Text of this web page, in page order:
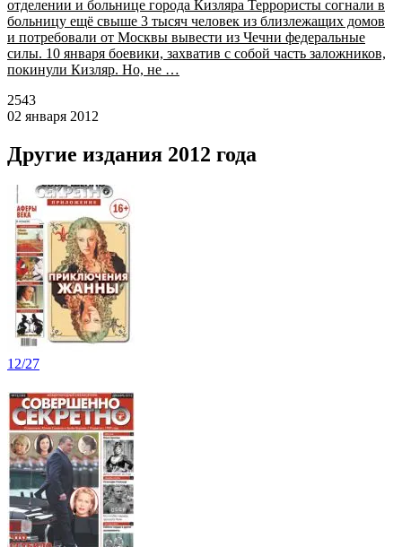
отделении и больнице города Кизляра Террористы согнали в
больницу ещё свыше 3 тысяч человек из близлежащих домов
и потребовали от Москвы вывести из Чечни федеральные
силы. 10 января боевики, захватив с собой часть заложников,
покинули Кизляр. Но, не …
2543
02 января 2012
Другие издания 2012 года
12/27